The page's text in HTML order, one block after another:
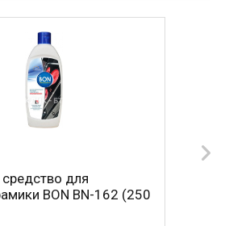
для
BON BN-162 (250
ухода за
BON BN-603